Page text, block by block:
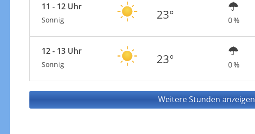
11 - 12 Uhr
Sonnig 23° 0 %
12 - 13 Uhr
Sonnig 23° 0 %
Weitere Stunden anzeigen